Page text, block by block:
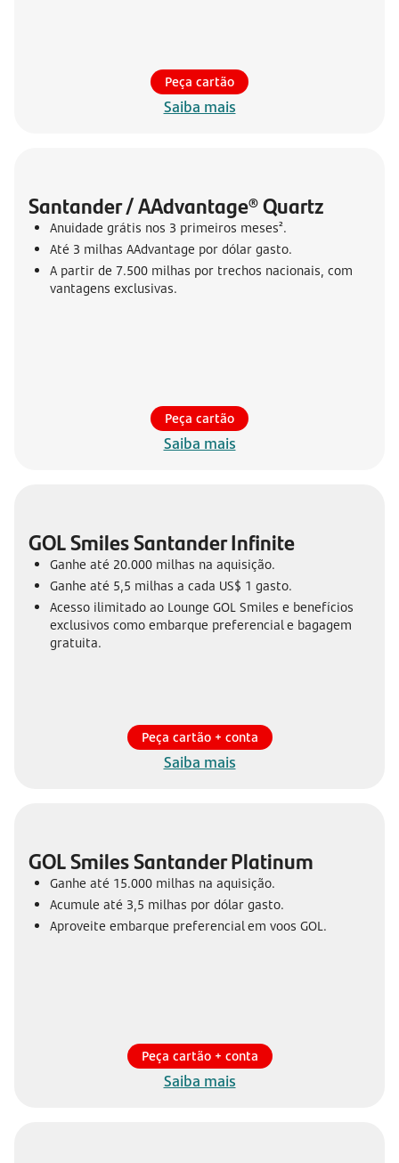
Peça cartão
Saiba mais
Santander / AAdvantage® Quartz
Anuidade grátis nos 3 primeiros meses².
Até 3 milhas AAdvantage por dólar gasto.
A partir de 7.500 milhas por trechos nacionais, com
vantagens exclusivas.
Peça cartão
Saiba mais
GOL Smiles Santander Infinite
Ganhe até 20.000 milhas na aquisição.
Ganhe até 5,5 milhas a cada US$ 1 gasto.
Acesso ilimitado ao Lounge GOL Smiles e benefícios
exclusivos como embarque preferencial e bagagem
gratuita.
Peça cartão + conta
Saiba mais
GOL Smiles Santander Platinum
Ganhe até 15.000 milhas na aquisição.
Acumule até 3,5 milhas por dólar gasto.
Aproveite embarque preferencial em voos GOL.
Peça cartão + conta
Saiba mais